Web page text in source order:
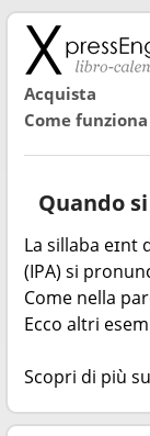
Acquista
Come funziona
Quando
La sillaba
(IPA) si
Come nella
Ecco altri
Scopri di più